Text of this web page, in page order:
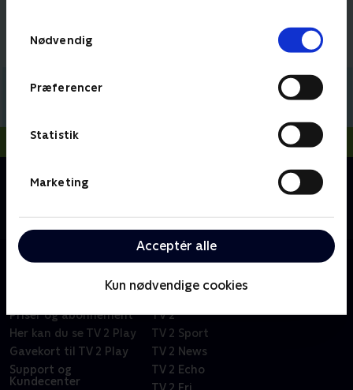
Nødvendig
Præferencer
Statistik
Marketing
Acceptér alle
Kun nødvendige cookies
Om Det roder
Oprydningseksperten Camilla Lender hjælper
Priser og abonnement
Her kan du se TV 2 Play
Gavekort til TV 2 Play
Support og
Kundecenter
Kanaler
TV 2
TV 2 Sport
TV 2 News
TV 2 Echo